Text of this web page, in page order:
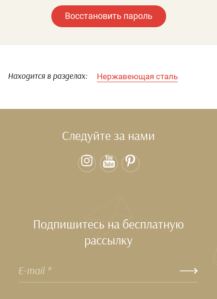
Восстановить пароль
Находится в разделах: Нержавеющая сталь
Следуйте за нами
Подпишитесь на бесплатную
рассылку